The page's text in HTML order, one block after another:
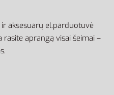
aksesuarų el.parduotuvė
aprangą visai šeimai –